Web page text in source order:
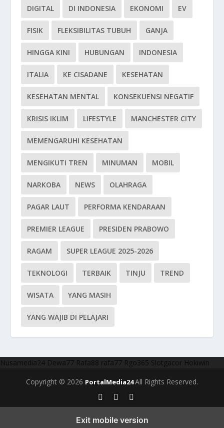
DIGITAL DI INDONESIA EKONOMI EV
FISIK FLEKSIBILITAS TUBUH GANJA
HINGGA KINI HUBUNGAN INDONESIA
ITALIA KE CISADANE KESEHATAN
KESEHATAN MENTAL KONSEKUENSI NEGATIF
KRISIS IKLIM LIFESTYLE MANCHESTER CITY
MEMENGARUHI KESEHATAN
MENGIKUTI TREN MINUMAN MOBIL
NARKOBA NEWS OLAHRAGA
PAGAR LAUT PERFORMA KENDARAAN
PREMIER LEAGUE PRESIDEN PRABOWO
RAGAM SUPER LEAGUE 2025-2026
TEKNOLOGI TERBAIK TINJU TREND
WISATA YANG MASIH
YANG WAJIB DI PELAJARI
Nusamedia24 Dewa77 Rafa88 rafa77 Rgo365 Slotgacor Hokiwin
Copyright © 2026 PortalMedia24All Rights Reserved.
Exit mobile version